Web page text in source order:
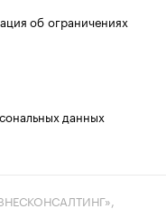
об ограничениях
данных